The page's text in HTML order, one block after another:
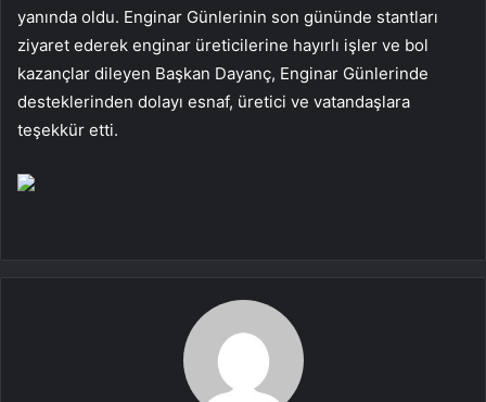
yanında oldu. Enginar Günlerinin son gününde stantları
ziyaret ederek enginar üreticilerine hayırlı işler ve bol
kazançlar dileyen Başkan Dayanç, Enginar Günlerinde
desteklerinden dolayı esnaf, üretici ve vatandaşlara
teşekkür etti.